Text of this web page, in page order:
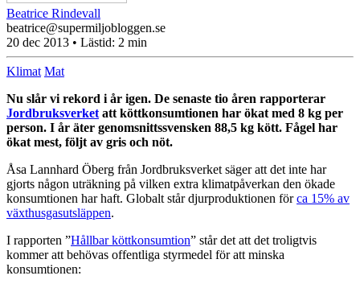
Beatrice Rindevall
beatrice@supermiljobloggen.se
20 dec 2013 • Lästid: 2 min
Klimat Mat
Nu slår vi rekord i år igen. De senaste tio åren rapporterar
Jordbruksverket att köttkonsumtionen har ökat med 8 kg per
person. I år äter genomsnittssvensken 88,5 kg kött. Fågel har
ökat mest, följt av gris och nöt.
Åsa Lannhard Öberg från Jordbruksverket säger att det inte har
gjorts någon uträkning på vilken extra klimatpåverkan den ökade
konsumtionen har haft. Globalt står djurproduktionen förca 15% av
växthusgasutsläppen.
I rapporten ”Hållbar köttkonsumtion” står det att det troligtvis
kommer att behövas offentliga styrmedel för att minska
konsumtionen: